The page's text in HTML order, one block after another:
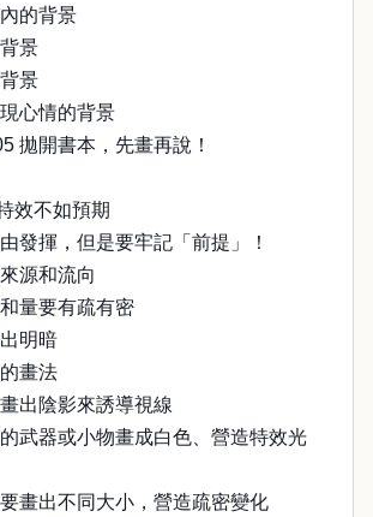
的背景
景
景
心情的背景
拋開書本，先畫再說！
效不如預期
發揮，但是要牢記「前提」！
源和流向
量要有疏有密
明暗
畫法
出陰影來誘導視線
的武器或小物畫成白色、營造特效光
要畫出不同大小，營造疏密變化